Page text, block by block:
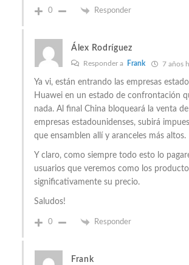
0 Responder
Álex Rodríguez
Responder a Frank 7 años
Ya vi, están entrando las empresas
Huawei en un estado de confrontación
nada. Al final China bloqueará la venta
empresas estadounidenses, subirá
que ensamblen allí y aranceles más altos.
Y claro, como siempre todo esto lo
usuarios que veremos como los
significativamente su precio.
Saludos!
0 Responder
Frank